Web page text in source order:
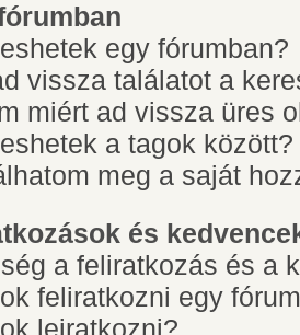
egy fórumban?
vissza találatot a
miért ad vissza üres
a tagok között?
meg a saját
és
a feliratkozás és a
feliratkozni egy
leiratkozni?